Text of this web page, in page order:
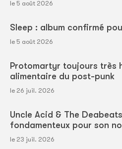
le 5 août 2026
Sleep : album confirmé
le 5 août 2026
Protomartyr toujours très
alimentaire du post-punk
le 26 juil. 2026
Uncle Acid & The
fondamenteux pour son
le 23 juil. 2026